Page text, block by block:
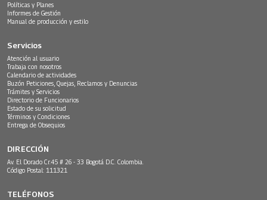
Políticas y Planes
Informes de Gestión
Manual de producción y estilo
Servicios
Atención al usuario
Trabaja con nosotros
Calendario de actividades
Buzón Peticiones, Quejas, Reclamos y Denuncias
Trámites y Servicios
Directorio de Funcionarios
Estado de su solicitud
Términos y Condiciones
Entrega de Obsequios
DIRECCIÓN
Av. El Dorado Cr.45 # 26 - 33 Bogotá D.C. Colombia.
Código Postal: 111321
TELÉFONOS